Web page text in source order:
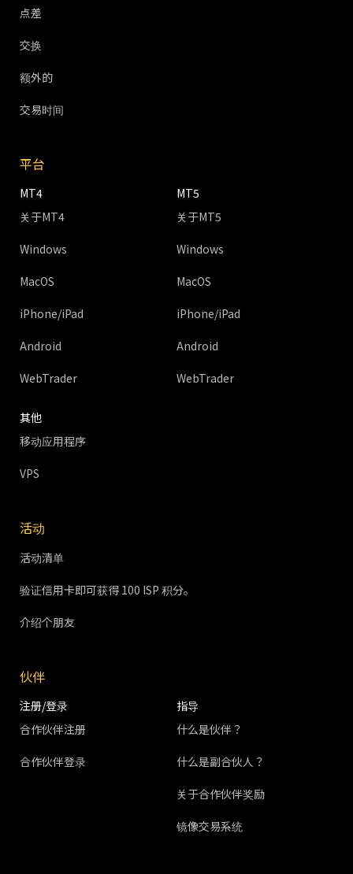
点差
交换
额外的
交易时间
平台
MT4
关于MT4
Windows
MacOS
iPhone/iPad
Android
WebTrader
MT5
关于MT5
Windows
MacOS
iPhone/iPad
Android
WebTrader
其他
移动应用程序
VPS
活动
活动清单
验证信用卡即可获得 100 ISP 积分。
介绍个朋友
伙伴
注册/登录
合作伙伴注册
合作伙伴登录
指导
什么是伙伴？
什么是副合伙人？
关于合作伙伴奖励
镜像交易系统